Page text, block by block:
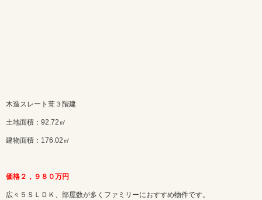
木造スレート葺３階建
土地面積：92.72㎡
建物面積：176.02㎡
価格２，９８０万円
広々５ＳＬＤＫ、部屋数が多くファミリーにおすすめ物件です。